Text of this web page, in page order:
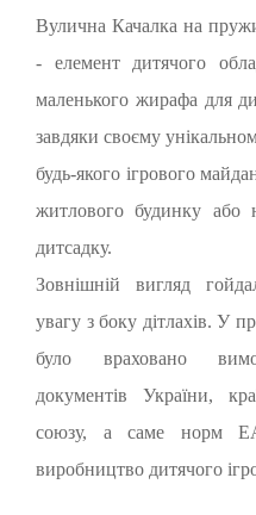
Вулична Качалка на
- елемент дитячого
маленького жирафа для
завдяки своєму
будь-якого ігрового
житлового будинку або
дитсадку.
Зовнішній вигляд
увагу з боку дітлахів. У
було враховано
документів України,
союзу, а саме норм
виробництво дитячого